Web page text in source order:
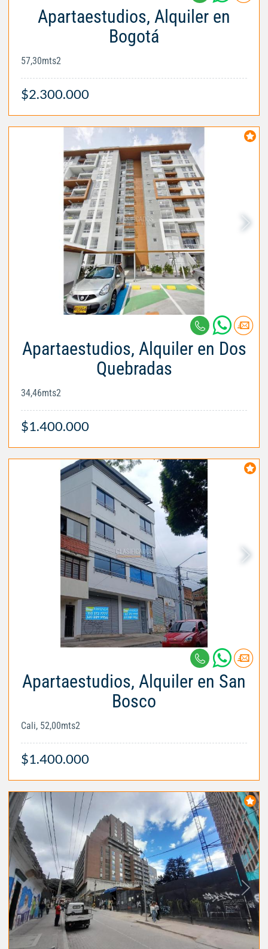
Apartaestudios, Alquiler en
Bogotá
57,30mts2
$2.300.000
Apartaestudios, Alquiler en Dos
Quebradas
34,46mts2
$1.400.000
Apartaestudios, Alquiler en San
Bosco
Cali, 52,00mts2
$1.400.000